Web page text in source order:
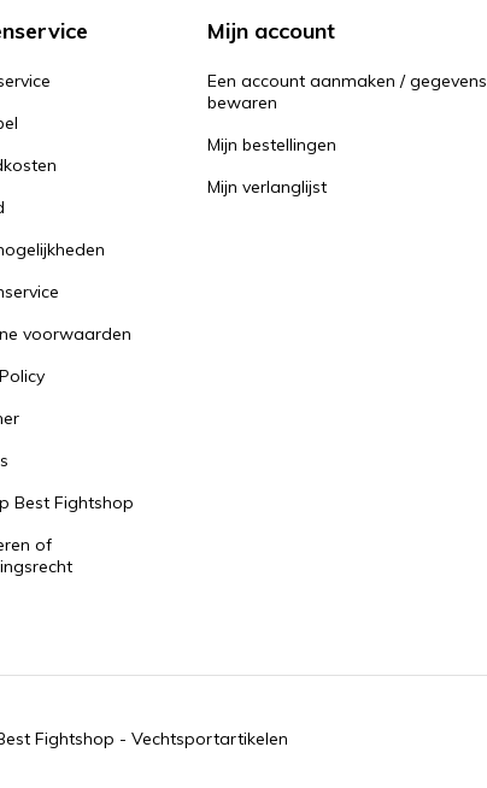
voorwaarden
Best Fightshop
of
Mijn account
Een account aanmaken / gegevens
bewaren
Mijn bestellingen
Mijn verlanglijst
Fightshop - Vechtsportartikelen